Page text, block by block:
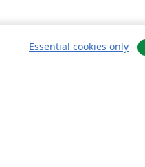
Essential cookies only